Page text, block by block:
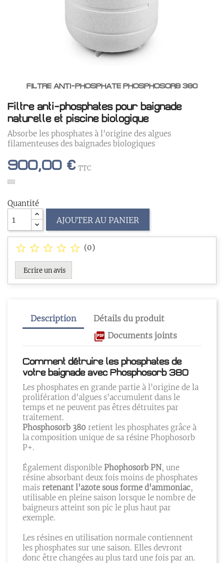
FILTRE ANTI-PHOSPHATE PHOSPHOSORB 380
Filtre anti-phosphates pour baignade
naturelle et piscine biologique
Absorbe les phosphates à l'origine des algues
filamenteuses des baignades biologiques
900,00 € TTC
Quantité
AJOUTER AU PANIER
star_border star_border star_border star_border star_border (0)
Ecrire un avis
Description Détails du produit
picture_as_pdf Documents joints
Comment détruire les phosphates de
votre baignade avec Phosphosorb 380
Les phosphates en grande partie à l'origine de la
prolifération d'algues s'accumulent dans le
temps et ne peuvent pas êtres détruites par
traitement.
Phosphosorb 380 retient les phosphates grâce à
la composition unique de sa résine Phophosorb
P+.
Également disponible Phophosorb PN, une
résine absorbant deux fois moins de phosphates
mais retenant l'azote sous forme d'ammoniac,
utilisable en pleine saison lorsque le nombre de
baigneurs atteint son pic le plus haut par
exemple.
Les résines en utilisation normale contiennent
les phosphates sur une saison. Elles devront
donc être changées au plus tard une fois par an.